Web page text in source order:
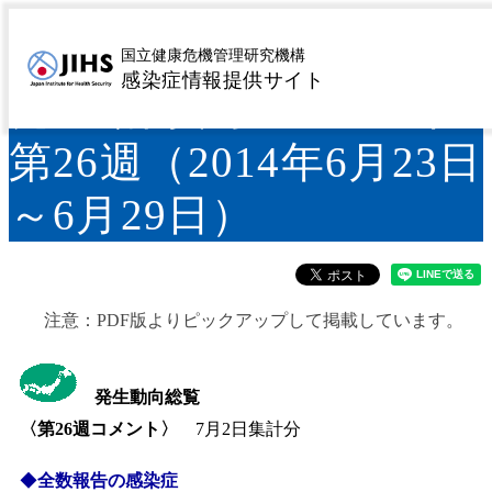
国立健康危機管理研究機構
感染症情報提供サイト
IDWR 2014年第26号＜
第26週（2014年6月23日
～6月29日）
注意：PDF版よりピックアップして掲載しています。
発生動向総覧
〈第26週コメント〉 7月2日集計分
◆全数報告の感染症